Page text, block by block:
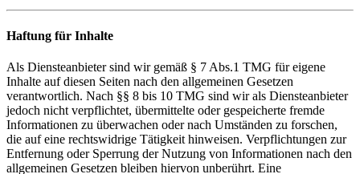
Haftung für Inhalte
Als Diensteanbieter sind wir gemäß § 7 Abs.1 TMG für eigene
Inhalte auf diesen Seiten nach den allgemeinen Gesetzen
verantwortlich. Nach §§ 8 bis 10 TMG sind wir als Diensteanbieter
jedoch nicht verpflichtet, übermittelte oder gespeicherte fremde
Informationen zu überwachen oder nach Umständen zu forschen,
die auf eine rechtswidrige Tätigkeit hinweisen. Verpflichtungen zur
Entfernung oder Sperrung der Nutzung von Informationen nach den
allgemeinen Gesetzen bleiben hiervon unberührt. Eine